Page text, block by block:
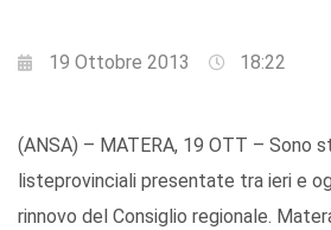
19 Ottobre 2013 18:22
(ANSA) – MATERA, 19 OTT – Sono
listeprovinciali presentate tra ieri e
rinnovo del Consiglio regionale.